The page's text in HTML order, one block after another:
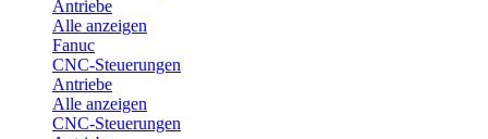
Antriebe
Alle anzeigen
Fanuc
CNC-Steuerungen
Antriebe
Alle anzeigen
CNC-Steuerungen